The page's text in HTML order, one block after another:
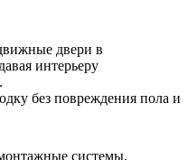
двери в
интерьеру
без повреждения пола и
системы,